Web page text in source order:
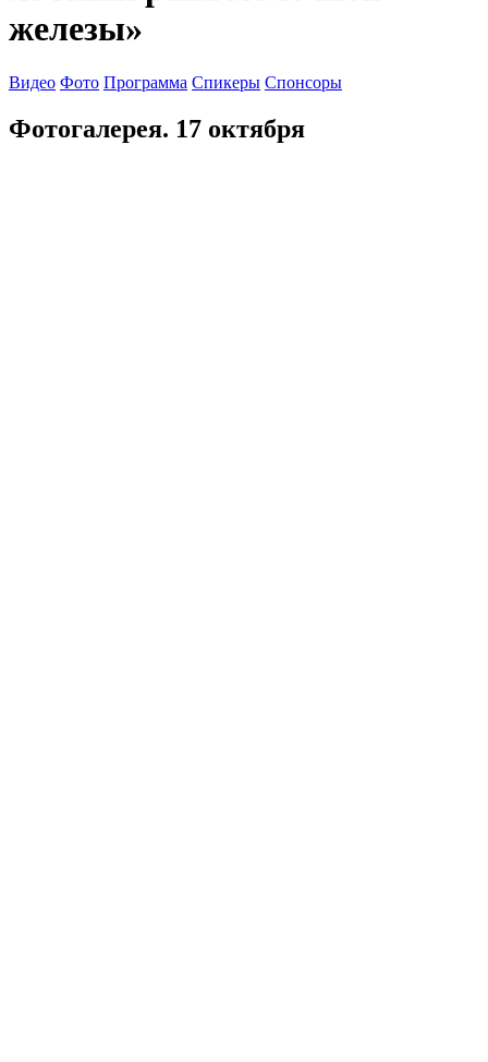
железы»​
Видео Фото Программа Спикеры Спонсоры
Фотогалерея. 17 октября